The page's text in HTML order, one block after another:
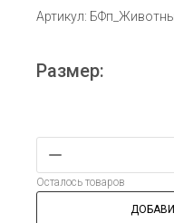
Артикул:
Размер:
Осталось товаров